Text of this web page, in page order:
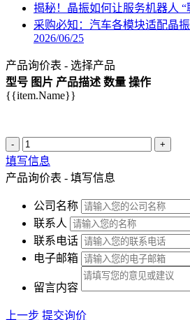
揭秘！晶振如何让服务机器人 “
采购必知：汽车各模块适配晶
2026/06/25
产品询价表 - 选择产品
型号 图片 产品描述 数量 操作
{{item.Name}}
- +
填写信息
产品询价表 - 填写信息
公司名称
联系人
联系电话
电子邮箱
留言内容
上一步 提交询价